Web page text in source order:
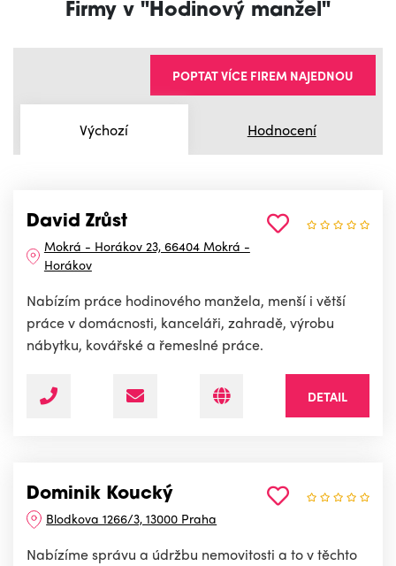
Firmy v "Hodinový manžel"
Výchozí Hodnocení
POPTAT VÍCE FIREM NAJEDNOU
David Zrůst
Mokrá - Horákov 23, 66404 Mokrá -
Horákov
Nabízím práce hodinového manžela, menší i větší
práce v domácnosti, kanceláři, zahradě, výrobu
nábytku, kovářské a řemeslné práce.
DETAIL
Dominik Koucký
Blodkova 1266/3, 13000 Praha
Nabízíme správu a údržbu nemovitosti a to v těchto